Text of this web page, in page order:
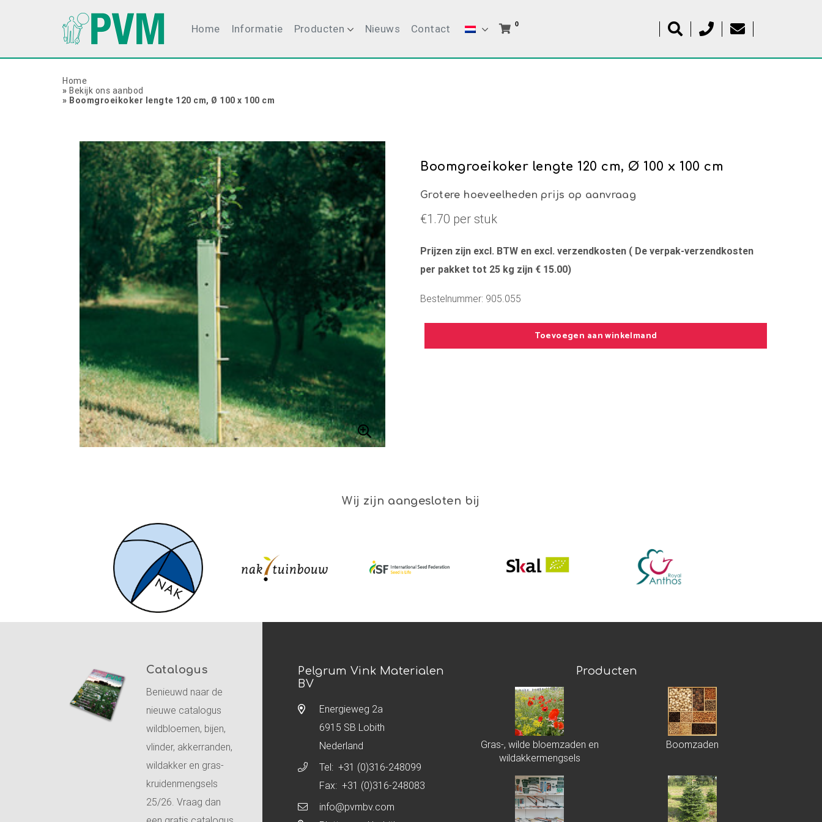
Home Informatie Producten Nieuws Contact 0
Home
» Bekijk ons aanbod
» Boomgroeikoker lengte 120 cm, Ø 100 x 100 cm
Boomgroeikoker lengte 120 cm, Ø 100 x 100 cm
Grotere hoeveelheden prijs op aanvraag
€1.70 per stuk
Prijzen zijn excl. BTW en excl. verzendkosten ( De verpak-verzendkosten
per pakket tot 25 kg zijn € 15.00)
Bestelnummer: 905.055
Toevoegen aan winkelmand
Wij zijn aangesloten bij
Catalogus
Benieuwd naar de
nieuwe catalogus
wildbloemen, bijen,
vlinder, akkerranden,
wildakker en gras-
kruidenmengsels
25/26. Vraag dan
Pelgrum Vink Materialen
BV
Energieweg 2a
6915 SB Lobith
Nederland
Tel:+31 (0)316-248099
Fax: +31 (0)316-248083
info@pvmbv.com
Producten
Gras-, wilde bloemzaden en
wildakkermengsels
Boomzaden